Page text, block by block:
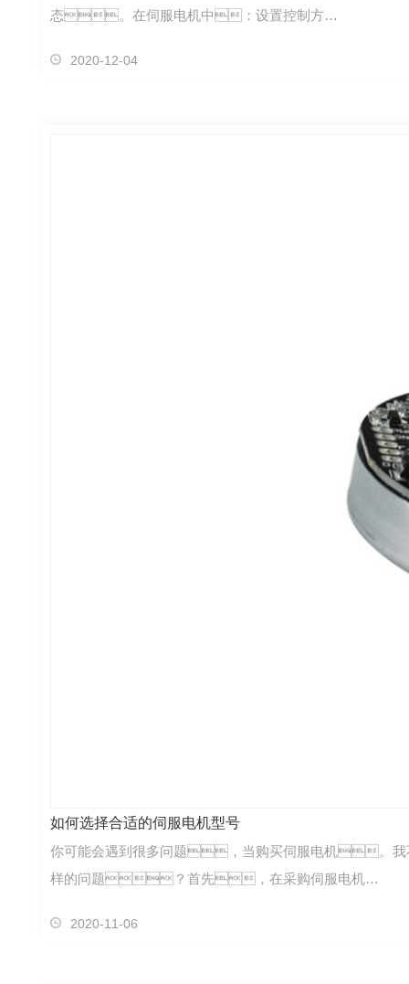
态。在伺服电机中：设置控制方…
2020-12-04
如何选择合适的伺服电机型号
你可能会遇到很多问题，当购买伺服电机。
样的问题？首先，在采购伺服电机…
2020-11-06